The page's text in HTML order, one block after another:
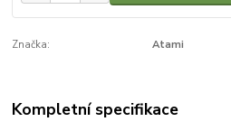
Značka: Atami
Kompletní specifikace